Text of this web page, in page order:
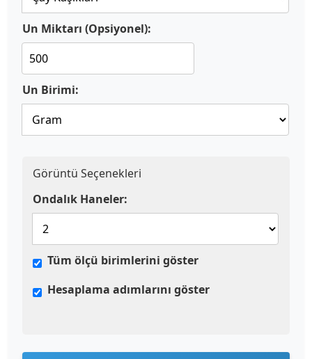
Un Miktarı (Opsiyonel):
Un Birimi:
Görüntü Seçenekleri
Ondalık Haneler:
Tüm ölçü birimlerini göster
Hesaplama adımlarını göster